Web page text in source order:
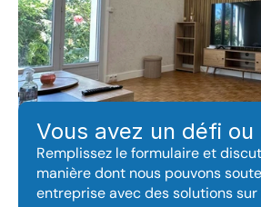
Vous avez un défi ou
Remplissez le formulaire et
manière dont nous pouvons
entreprise avec des solutions sur